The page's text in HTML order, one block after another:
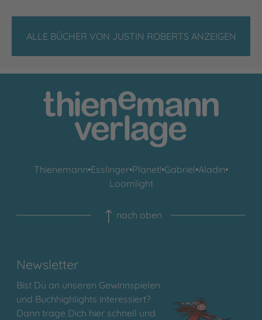
ALLE BÜCHER VON JUSTIN ROBERTS ANZEIGEN
Thienemann•Esslinger•Planet!•Gabriel•Aladin•
Loomlight
nach oben
Newsletter
Bist Du an unseren Gewinnspielen
und Buchhighlights interessiert?
Dann trage Dich hier schnell und